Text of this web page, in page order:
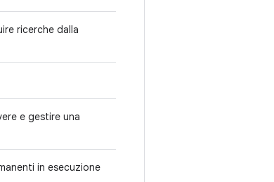
ricerche dalla
e gestire una
in esecuzione